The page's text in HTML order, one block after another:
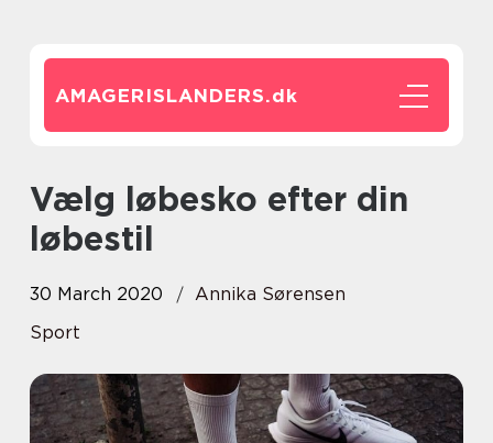
AMAGERISLANDERS.dk
Vælg løbesko efter din
løbestil
30 March 2020
Annika Sørensen
Sport